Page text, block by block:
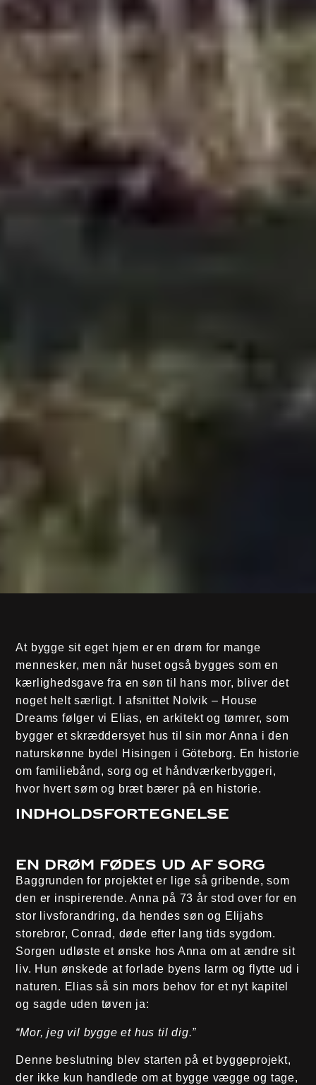
At bygge sit eget hjem er en drøm for mange
mennesker, men når huset også bygges som en
kærlighedsgave fra en søn til hans mor, bliver det
noget helt særligt. I afsnittet Nolvik – House
Dreams følger vi Elias, en arkitekt og tømrer, som
bygger et skræddersyet hus til sin mor Anna i den
naturskønne bydel Hisingen i Göteborg. En historie
om familiebånd, sorg og et håndværkerbyggeri,
hvor hvert søm og bræt bærer på en historie.
Indholdsfortegnelse
En drøm fødes ud af sorg
Baggrunden for projektet er lige så gribende, som
den er inspirerende. Anna på 73 år stod over for en
stor livsforandring, da hendes søn og Elijahs
storebror, Conrad, døde efter lang tids sygdom.
Sorgen udløste et ønske hos Anna om at ændre sit
liv. Hun ønskede at forlade byens larm og flytte ud i
naturen. Elias så sin mors behov for et nyt kapitel
og sagde uden tøven ja:
“Mor, jeg vil bygge et hus til dig.”
Denne beslutning blev starten på et byggeprojekt,
der ikke kun handlede om at bygge vægge og tage,